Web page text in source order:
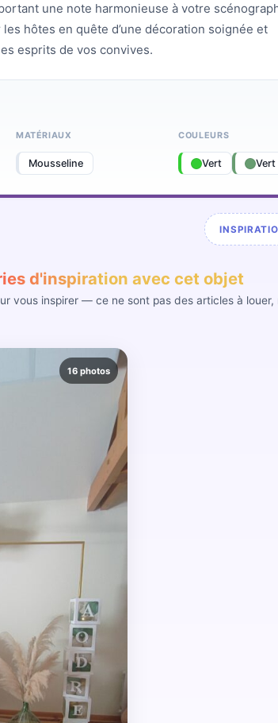
une note harmonieuse à votre
hôtes en quête d’une décoration soignée et
esprits de vos convives.
MATÉRIAUX
Mousseline
COULEURS
Vert Vert
d'inspiration avec cet objet
vous inspirer — ce ne sont pas des articles à louer,
16 photos